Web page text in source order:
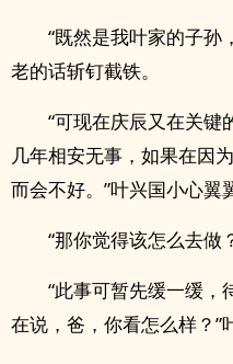
“既然是我叶家的子孙
老的话斩钉截铁。
“可现在庆辰又在关键
几年相安无事，如果在因
而会不好。”叶兴国小心翼
“那你觉得该怎么去做
“此事可暂先缓一缓，
在说，爸，你看怎么样？”